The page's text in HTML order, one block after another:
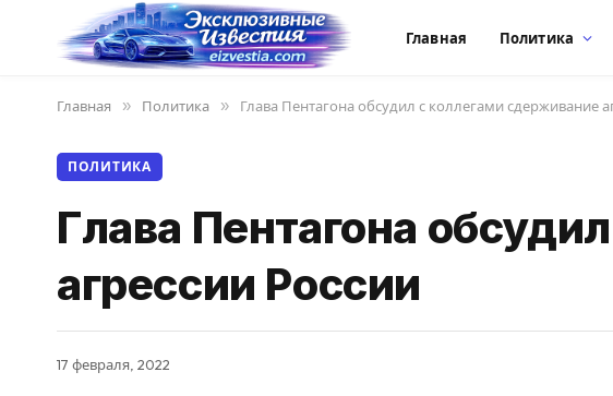
Главная Политика
Главная » Политика » Глава Пентагона обсудил с коллегами сдерживание
ПОЛИТИКА
Глава Пентагона
агрессии России
17 февраля, 2022